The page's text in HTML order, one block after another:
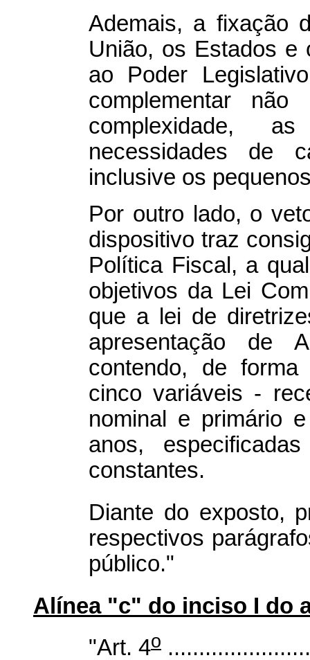
Ademais, a fixação
União, os Estados e
ao Poder
complementar
complexidade,
necessidades de
inclusive os
Por outro lado, o
dispositivo traz
Política Fiscal, a
objetivos da Lei
que a lei de
apresentação de
contendo, de
cinco variáveis -
nominal e primário
anos,
constantes.
Diante do exposto,
respectivos
público."
Alínea "c" do inciso I do
"Art. 4o